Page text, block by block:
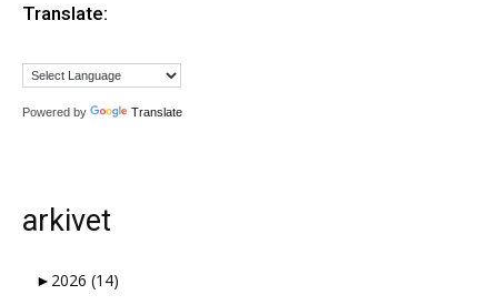
Translate:
Powered by Translate
arkivet
► 2026 (14)